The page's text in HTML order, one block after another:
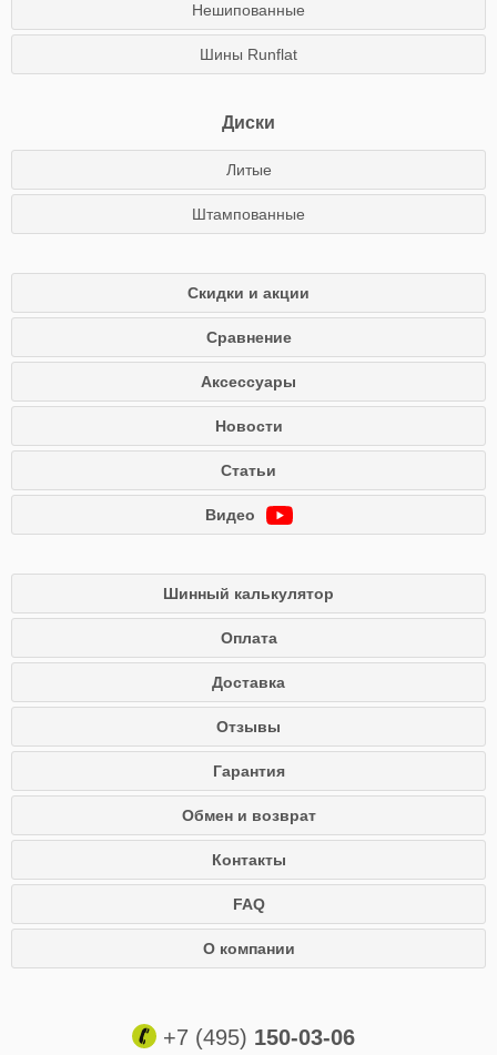
Нешипованные
Шины Runflat
Диски
Литые
Штампованные
Скидки и акции
Сравнение
Аксессуары
Новости
Статьи
Видео
Шинный калькулятор
Оплата
Доставка
Отзывы
Гарантия
Обмен и возврат
Контакты
FAQ
О компании
+7 (495) 150-03-06